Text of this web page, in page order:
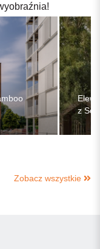
z
Zobacz wszystkie